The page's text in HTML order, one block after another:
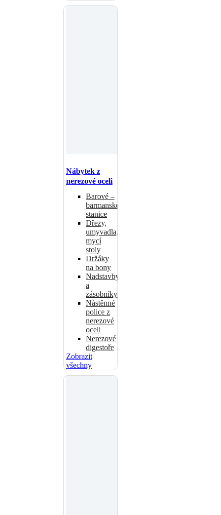
Nábytek z
nerezové oceli
Barové –
barmanské
stanice
Dřezy,
umyvadla,
mycí
stoly
Držáky
na bony
Nadstavby
a
zásobníky
Nástěnné
police z
nerezové
oceli
Nerezové
digestoře
Zobrazit
všechny